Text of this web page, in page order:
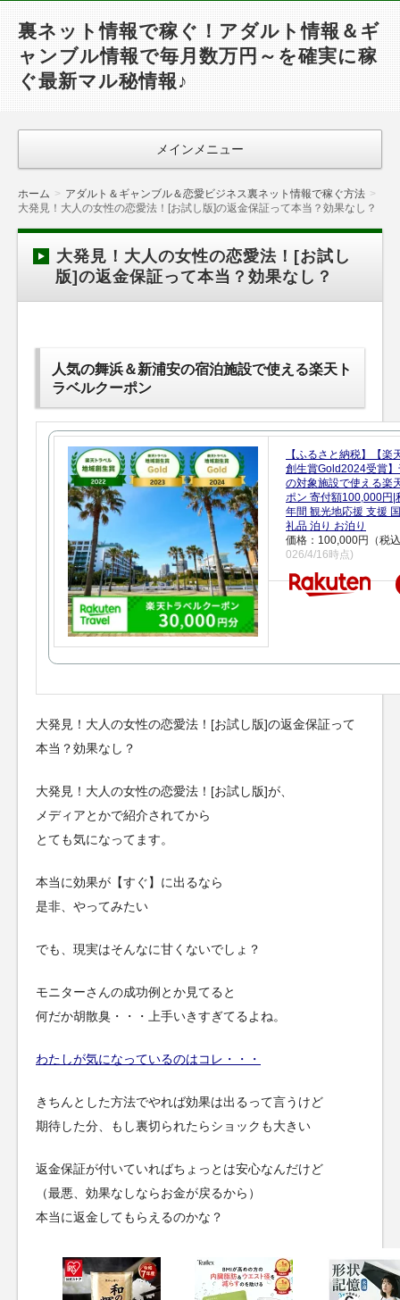
裏ネット情報で稼ぐ！アダルト情報＆ギ
ャンブル情報で毎月数万円～を確実に稼
ぐ最新マル秘情報♪
メインメニュー
ホーム
アダルト＆ギャンブル＆恋愛ビジネス裏ネット情報で稼ぐ方法
大発見！大人の女性の恋愛法！[お試し版]の返金保証って本当？効果なし？
大発見！大人の女性の恋愛法！[お試し
版]の返金保証って本当？効果なし？
人気の舞浜＆新浦安の宿泊施設で使える楽天ト
ラベルクーポン
【ふるさと納税】【楽
創生賞Gold2024受賞
の対象施設で使える楽
ポン 寄付額100,000円|
年間 観光地応援 支援
礼品 泊り お泊り
価格：100,000円（税
026/4/16時点)
大発見！大人の女性の恋愛法！[お試し版]の返金保証って
本当？効果なし？
大発見！大人の女性の恋愛法！[お試し版]が、
メディアとかで紹介されてから
とても気になってます。
本当に効果が【すぐ】に出るなら
是非、やってみたい
でも、現実はそんなに甘くないでしょ？
モニターさんの成功例とか見てると
何だか胡散臭・・・上手いきすぎてるよね。
わたしが気になっているのはコレ・・・
きちんとした方法でやれば効果は出るって言うけど
期待した分、もし裏切られたらショックも大きい
返金保証が付いていればちょっとは安心なんだけど
（最悪、効果なしならお金が戻るから）
本当に返金してもらえるのかな？